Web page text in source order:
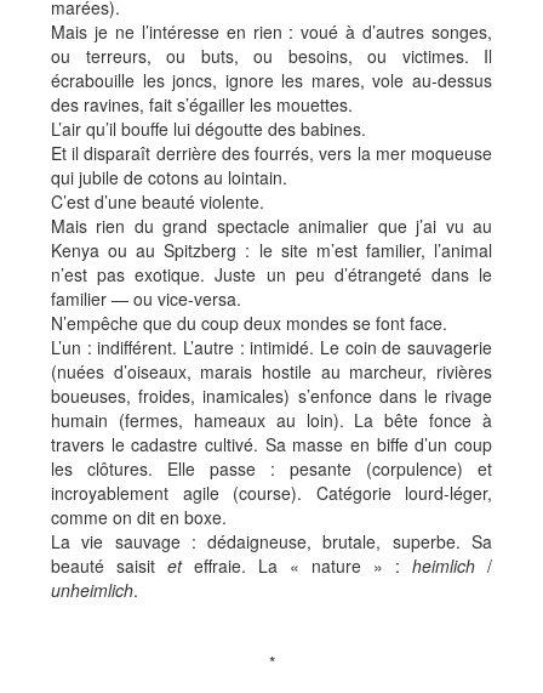
marées).
Mais je ne l’intéresse en rien : voué à d’autres songes,
ou terreurs, ou buts, ou besoins, ou victimes. Il
écrabouille les joncs, ignore les mares, vole au-dessus
des ravines, fait s’égailler les mouettes.
L’air qu’il bouffe lui dégoutte des babines.
Et il disparaît derrière des fourrés, vers la mer moqueuse
qui jubile de cotons au lointain.
C’est d’une beauté violente.
Mais rien du grand spectacle animalier que j’ai vu au
Kenya ou au Spitzberg : le site m’est familier, l’animal
n’est pas exotique. Juste un peu d’étrangeté dans le
familier — ou vice-versa.
N’empêche que du coup deux mondes se font face.
L’un : indifférent. L’autre : intimidé. Le coin de sauvagerie
(nuées d’oiseaux, marais hostile au marcheur, rivières
boueuses, froides, inamicales) s’enfonce dans le rivage
humain (fermes, hameaux au loin). La bête fonce à
travers le cadastre cultivé. Sa masse en biffe d’un coup
les clôtures. Elle passe : pesante (corpulence) et
incroyablement agile (course). Catégorie lourd-léger,
comme on dit en boxe.
La vie sauvage : dédaigneuse, brutale, superbe. Sa
beauté saisit eteffraie. La « nature » : heimlich /
unheimlich.
*